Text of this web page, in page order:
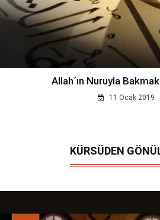
Allah´ın Nuruyla
11 Ocak 2019
KÜRSÜDEN